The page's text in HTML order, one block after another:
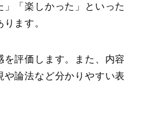
「楽しかった」といった
ます。
評価します。また、内容
論法など分かりやすい表